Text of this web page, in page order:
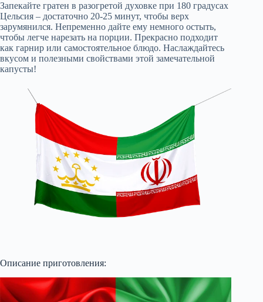
Запекайте гратен в разогретой духовке при 180 градусах
Цельсия – достаточно 20-25 минут, чтобы верх
зарумянился. Непременно дайте ему немного остыть,
чтобы легче нарезать на порции. Прекрасно подходит
как гарнир или самостоятельное блюдо. Наслаждайтесь
вкусом и полезными свойствами этой замечательной
капусты!
Описание приготовления: